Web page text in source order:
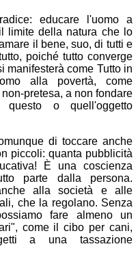
educare l'uomo a
limite della natura che lo
il bene, suo, di tutti e
poiché tutto converge
manifesterà come Tutto in
alla povertà, come
pretesa, a non fondare
o quell'oggetto
di toccare anche
piccoli: quanta pubblicità
È una coscienza
parte dalla persona.
alla società e alle
che la regolano. Senza
fare almeno un
come il cibo per cani,
a una tassazione